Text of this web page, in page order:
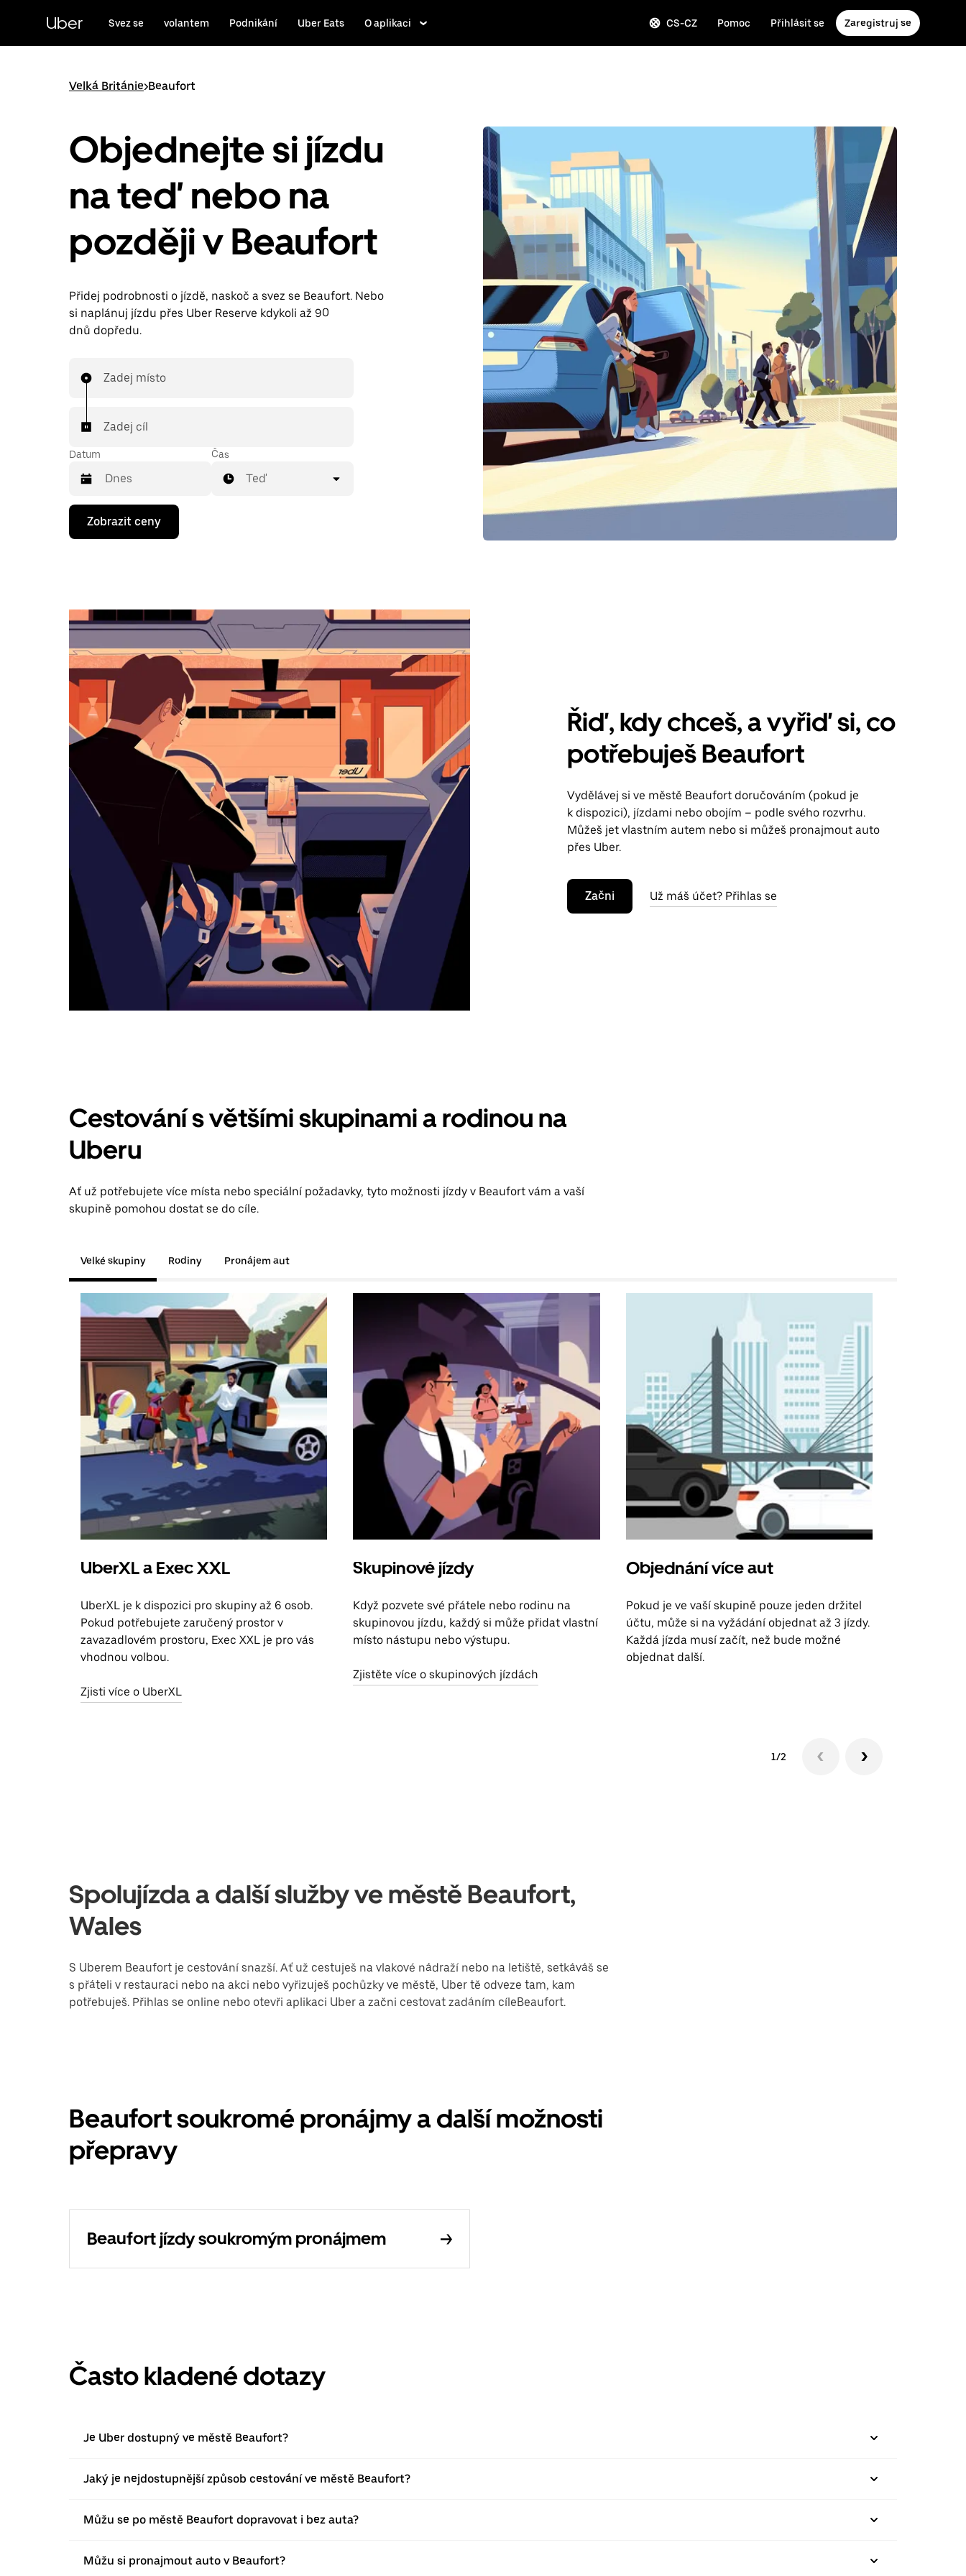
obsah
Uber Svez se volantem Podnikání Uber Eats O aplikaci CS-CZ Pomoc Přihlásit se Zaregistruj se
Velká Británie>Beaufort
Objednejte si jízdu
na teď nebo na
později v Beaufort
Přidej podrobnosti o jízdě, naskoč a svez se Beaufort. Nebo
si naplánuj jízdu přes Uber Reserve kdykoli až 90
dnů dopředu.
Zadej místo
Zadej cíl
Datum
Stisknutím
klávesy
se
vybrat
datum.
klávesy
Esc
zavřeš
kalendář.
Čas
Teď
Zobrazit ceny
Řiď, kdy chceš, a vyřiď si, co
potřebuješ Beaufort
Vydělávej si ve městě Beaufort doručováním (pokud je
k dispozici), jízdami nebo obojím – podle svého rozvrhu.
Můžeš jet vlastním autem nebo si můžeš pronajmout auto
přes Uber.
Začni Už máš účet? Přihlas se
Cestování s většími skupinami a rodinou na
Uberu
Ať už potřebujete více místa nebo speciální požadavky, tyto možnosti jízdy v Beaufort vám a vaší
skupině pomohou dostat se do cíle.
Velké skupiny Rodiny Pronájem aut
UberXL a Exec XXL
UberXL je k dispozici pro skupiny až 6 osob.
Pokud potřebujete zaručený prostor v
zavazadlovém prostoru, Exec XXL je pro vás
vhodnou volbou.
Zjisti více o UberXL
Skupinové jízdy
Když pozvete své přátele nebo rodinu na
skupinovou jízdu, každý si může přidat vlastní
místo nástupu nebo výstupu.
Zjistěte více o skupinových jízdách
Objednání více aut
Pokud je ve vaší skupině pouze jeden držitel
účtu, může si na vyžádání objednat až 3 jízdy.
Každá jízda musí začít, než bude možné
objednat další.
1/2
Spolujízda a další služby ve městě Beaufort,
Wales
S Uberem Beaufort je cestování snazší. Ať už cestuješ na vlakové nádraží nebo na letiště, setkáváš se
s přáteli v restauraci nebo na akci nebo vyřizuješ pochůzky ve městě, Uber tě odveze tam, kam
potřebuješ. Přihlas se online nebo otevři aplikaci Uber a začni cestovat zadáním cíleBeaufort.
Beaufort soukromé pronájmy a další možnosti
přepravy
Beaufort jízdy soukromým pronájmem
Často kladené dotazy
Je Uber dostupný ve městě Beaufort?
Jaký je nejdostupnější způsob cestování ve městě Beaufort?
Můžu se po městě Beaufort dopravovat i bez auta?
Můžu si pronajmout auto v Beaufort?